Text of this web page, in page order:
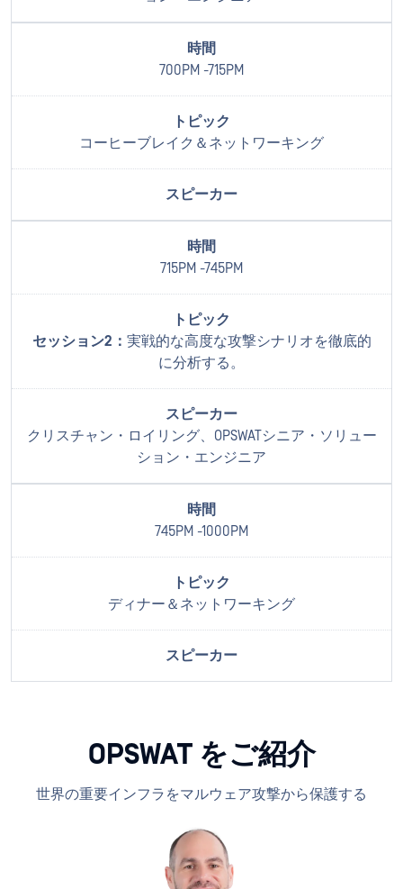
700PM -715PM
コーヒーブレイク＆ネットワーキング
715PM -745PM
セッション2： 実戦的な高度な攻撃シナリオを徹底的
に分析する。
クリスチャン・ロイリング、OPSWATシニア・ソリュー
ション・エンジニア
745PM -1000PM
ディナー＆ネットワーキング
OPSWAT をご紹介
世界の重要インフラをマルウェア攻撃から保護する